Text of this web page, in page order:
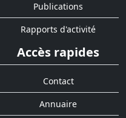
Publications
Rapports d'activité
Accès rapides
Contact
Annuaire